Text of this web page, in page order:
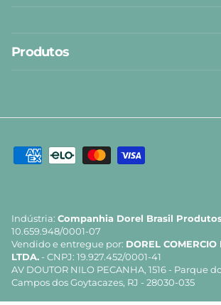
Produtos
Indústria: Companhia Dorel Brasil
10.659.948/0001-07
Vendido e entregue por: DOREL COMERCIO
LTDA.- CNPJ: 19.927.452/0001-41
AV DOUTOR NILO PECANHA, 1516 - Parque
Campos dos Goytacazes, RJ - 28030-035